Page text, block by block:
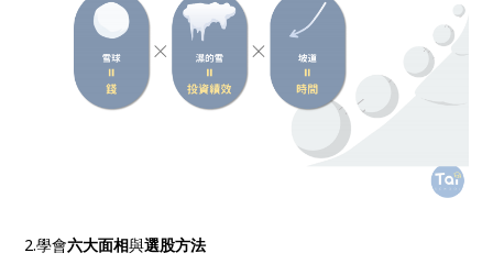
2.學會六大面相與選股方法